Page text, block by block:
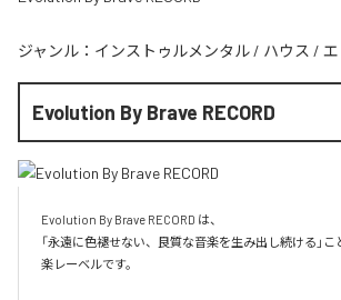
ジャンル： インストゥルメンタル / ハウス /
Evolution By Brave RECORD
Evolution By Brave RECORD は、
「永遠に色褪せない、良質な音楽を生み出し続ける」
楽レーベルです。